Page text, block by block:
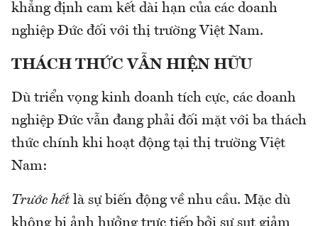
khẳng định cam kết dài hạn của các doanh
nghiệp Đức đối với thị trường Việt Nam.
THÁCH THỨC VẪN HIỆN HỮU
Dù triển vọng kinh doanh tích cực, các doanh
nghiệp Đức vẫn đang phải đối mặt với ba thách
thức chính khi hoạt động tại thị trường Việt
Nam:
Trước hếtlà sự biến động về nhu cầu. Mặc dù
không bị ảnh hưởng trực tiếp bởi sự sụt giảm